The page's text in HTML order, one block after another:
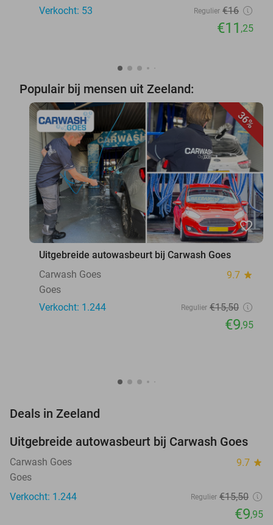
Verkocht: 53 Regulier €16
€11 ,25
Populair bij mensen uit Zeeland:
36%
favorite_border
Uitgebreide autowasbeurt bij Carwash Goes
Carwash Goes
9.7 star
Goes
Verkocht: 1.244
Regulier €15,50
€9,95
Deals in Zeeland
36%
Uitgebreide autowasbeurt bij Carwash Goes
Carwash Goes 9.7 star
Goes
Verkocht: 1.244
Regulier €15,50
€9,95